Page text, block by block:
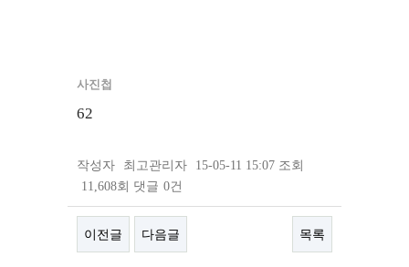
사진첩
62
작성자 최고관리자 15-05-11 15:07 조회
11,608회 댓글 0건
이전글 다음글 목록